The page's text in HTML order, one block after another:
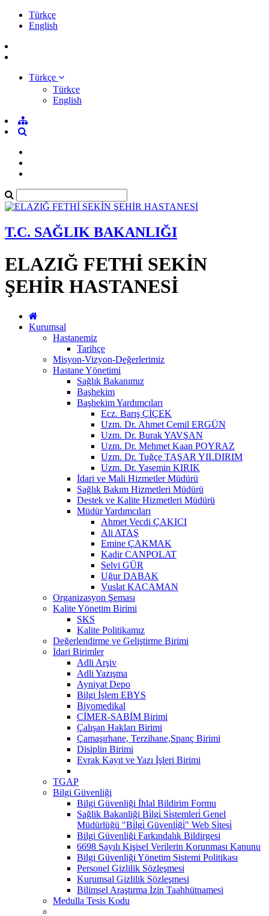
Türkçe
English
Türkçe
Türkçe
English
T.C. SAĞLIK BAKANLIĞI
ELAZIĞ FETHİ SEKİN
ŞEHİR HASTANESİ
Kurumsal
Hastanemiz
Tarihçe
Misyon-Vizyon-Değerlerimiz
Hastane Yönetimi
Sağlık Bakanımız
Başhekim
Başhekim Yardımcıları
Ecz. Barış ÇİÇEK
Uzm. Dr. Ahmet Cemil ERGÜN
Uzm. Dr. Burak YAVŞAN
Uzm. Dr. Mehmet Kaan POYRAZ
Uzm. Dr. Tuğçe TAŞAR YILDIRIM
Uzm. Dr. Yasemin KIRIK
İdari ve Mali Hizmetler Müdürü
Sağlık Bakım Hizmetleri Müdürü
Destek ve Kalite Hizmetleri Müdürü
Müdür Yardımcıları
Ahmet Vecdi ÇAKICI
Ali ATAŞ
Emine ÇAKMAK
Kadir CANPOLAT
Selvi GÜR
Uğur DABAK
Vuslat KACAMAN
Organizasyon Şeması
Kalite Yönetim Birimi
SKS
Kalite Politikamız
Değerlendirme ve Geliştirme Birimi
İdari Birimler
Adli Arşiv
Adli Yazışma
Ayniyat Depo
Bilgi İşlem EBYS
Biyomedikal
CİMER-SABİM Birimi
Çalışan Hakları Birimi
Çamaşırhane, Terzihane,Spanç Birimi
Disiplin Birimi
Evrak Kayıt ve Yazı İşleri Birimi
TGAP
Bilgi Güvenliği
Bilgi Güvenliği İhlal Bildirim Formu
Sağlik Bakanliği Bi̇lgi̇ Si̇stemleri̇ Genel
Müdürlüğü "Bi̇lgi̇ Güvenli̇ği̇" Web Si̇tesi̇
Bilgi Güvenliği Farkındalık Bildirgesi
6698 Sayılı Kişisel Verilerin Korunması Kanunu
Bilgi Güvenliği Yönetim Sistemi Politikası
Personel Gizlilik Sözleşmesi
Kurumsal Gizlilik Sözleşmesi
Bilimsel Araştırma İzin Taahhütnamesi
Medulla Tesis Kodu